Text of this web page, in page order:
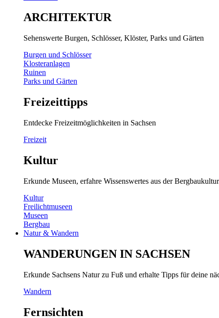
ARCHITEKTUR
Sehenswerte Burgen, Schlösser, Klöster, Parks und Gärten
Burgen und Schlösser
Klosteranlagen
Ruinen
Parks und Gärten
Freizeittipps
Entdecke Freizeitmöglichkeiten in Sachsen
Freizeit
Kultur
Erkunde Museen, erfahre Wissenswertes aus der
Kultur
Freilichtmuseen
Museen
Bergbau
Natur & Wandern
WANDERUNGEN IN SACHSEN
Erkunde Sachsens Natur zu Fuß und erhalte Tipps für deine
Wandern
Fernsichten